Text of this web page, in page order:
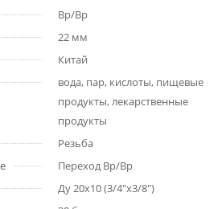
Вр/Вр
22 мм
Китай
вода, пар, кислоты, пищевые
продукты, лекарственные
продукты
Резьба
Переход Вр/Вр
Ду 20x10 (3/4″x3/8″)